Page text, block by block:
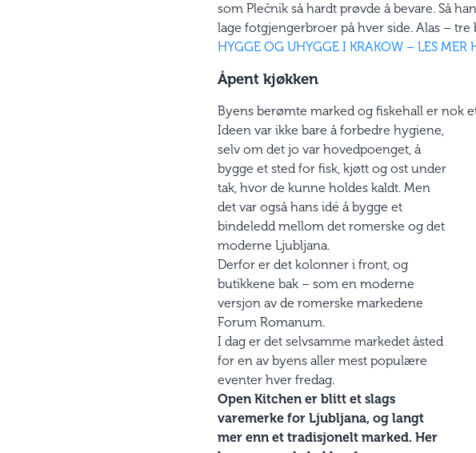
som Plečnik så hardt prøvde å bevare. Så
lage fotgjengerbroer på hver side. Alas –
HYGGE OG UHYGGE I KRAKOW – LES MER
Åpent kjøkken
Byens berømte marked og fiskehall er nok
Ideen var ikke bare å forbedre hygiene,
selv om det jo var hovedpoenget, å
bygge et sted for fisk, kjøtt og ost under
tak, hvor de kunne holdes kaldt. Men
det var også hans idé å bygge et
bindeledd mellom det romerske og det
moderne Ljubljana.
Derfor er det kolonner i front, og
butikkene bak – som en moderne
versjon av de romerske markedene
Forum Romanum.
I dag er det selvsamme markedet åsted
for en av byens aller mest populære
eventer hver fredag.
Open Kitchen er blitt et slags
varemerke for Ljubljana, og langt
mer enn et tradisjonelt marked. Her